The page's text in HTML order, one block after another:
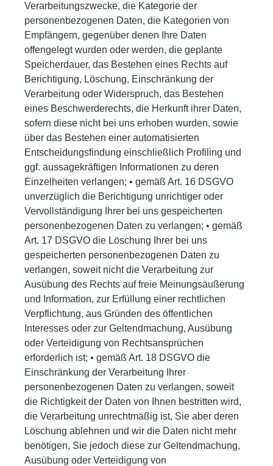
Verarbeitungszwecke, die Kategorie der
personenbezogenen Daten, die Kategorien von
Empfängern, gegenüber denen Ihre Daten
offengelegt wurden oder werden, die geplante
Speicherdauer, das Bestehen eines Rechts auf
Berichtigung, Löschung, Einschränkung der
Verarbeitung oder Widerspruch, das Bestehen
eines Beschwerderechts, die Herkunft ihrer Daten,
sofern diese nicht bei uns erhoben wurden, sowie
über das Bestehen einer automatisierten
Entscheidungsfindung einschließlich Profiling und
ggf. aussagekräftigen Informationen zu deren
Einzelheiten verlangen; • gemäß Art. 16 DSGVO
unverzüglich die Berichtigung unrichtiger oder
Vervollständigung Ihrer bei uns gespeicherten
personenbezogenen Daten zu verlangen; • gemäß
Art. 17 DSGVO die Löschung Ihrer bei uns
gespeicherten personenbezogenen Daten zu
verlangen, soweit nicht die Verarbeitung zur
Ausübung des Rechts auf freie Meinungsäußerung
und Information, zur Erfüllung einer rechtlichen
Verpflichtung, aus Gründen des öffentlichen
Interesses oder zur Geltendmachung, Ausübung
oder Verteidigung von Rechtsansprüchen
erforderlich ist; • gemäß Art. 18 DSGVO die
Einschränkung der Verarbeitung Ihrer
personenbezogenen Daten zu verlangen, soweit
die Richtigkeit der Daten von Ihnen bestritten wird,
die Verarbeitung unrechtmäßig ist, Sie aber deren
Löschung ablehnen und wir die Daten nicht mehr
benötigen, Sie jedoch diese zur Geltendmachung,
Ausübung oder Verteidigung von